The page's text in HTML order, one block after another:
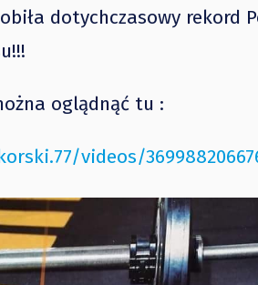
dotychczasowy rekord
oglądnąć tu :
videos/